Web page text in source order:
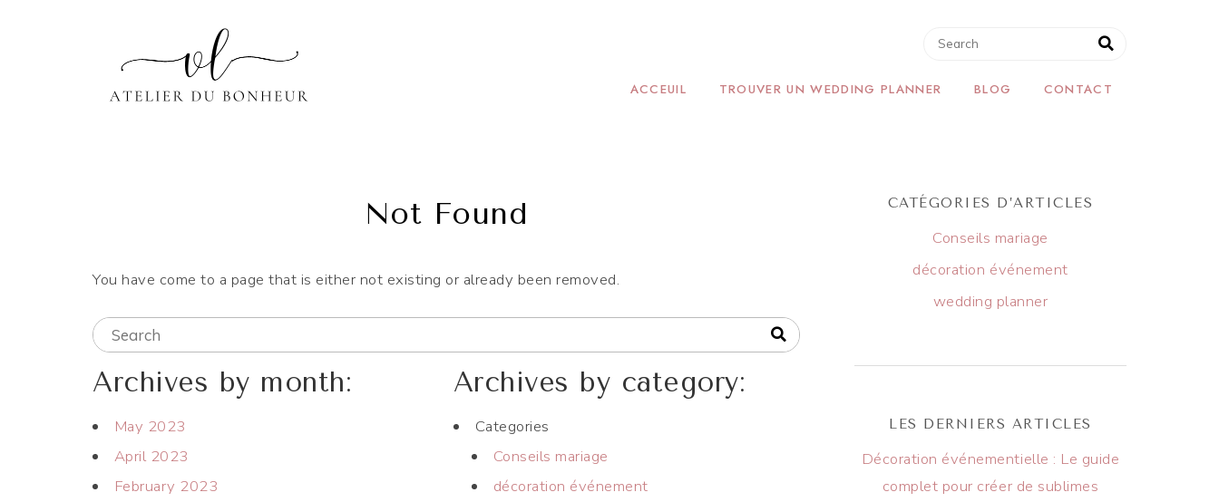
ATELIER DU BONHEUR
COACH POUR WEDDING PLANNER
ACCEUIL TROUVER UN WEDDING PLANNER BLOG CONTACT
Not Found
You have come to a page that is either not existing or already been removed.
Archives by month:
May 2023
April 2023
February 2023
Archives by category:
Categories
Conseils mariage
décoration événement
CATÉGORIES D’ARTICLES
Conseils mariage
décoration événement
wedding planner
LES DERNIERS ARTICLES
Décoration événementielle : Le guide
complet pour créer de sublimes